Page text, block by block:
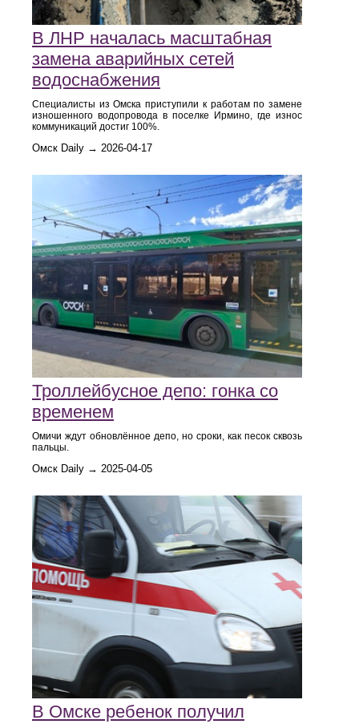
В ЛНР началась масштабная
замена аварийных сетей
водоснабжения
Специалисты из Омска приступили к работам по замене
изношенного водопровода в поселке Ирмино, где износ
коммуникаций достиг 100%.
Омск Daily → 2026-04-17
Троллейбусное депо: гонка со
временем
Омичи ждут обновлённое депо, но сроки, как песок сквозь
пальцы.
Омск Daily → 2025-04-05
В Омске ребенок получил